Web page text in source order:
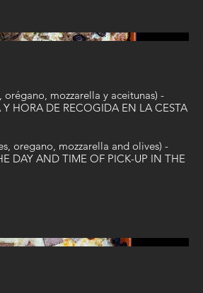
orégano, mozzarella y aceitunas) -
HORA DE RECOGIDA EN LA CESTA
oregano, mozzarella and olives) -
DAY AND TIME OF PICK-UP IN THE